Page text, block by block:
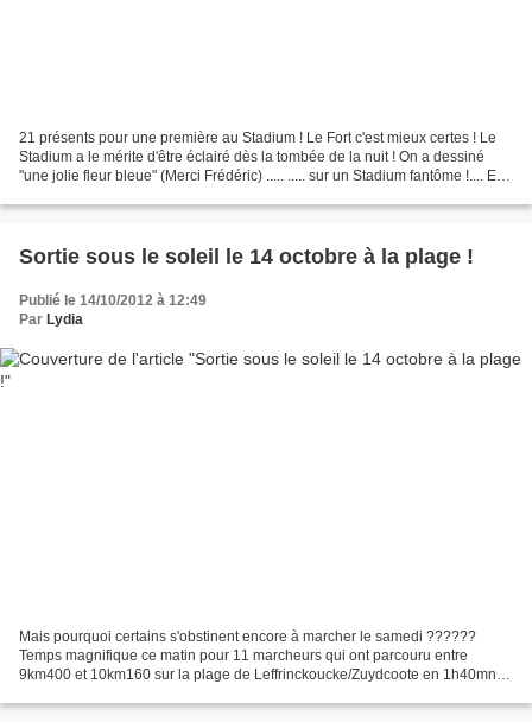
21 présents pour une première au Stadium ! Le Fort c'est mieux certes ! Le
Stadium a le mérite d'être éclairé dès la tombée de la nuit ! On a dessiné
"une jolie fleur bleue" (Merci Frédéric) ..... ..... sur un Stadium fantôme !.... En
Sortie sous le soleil le 14 octobre à la plage !
Publié le 14/10/2012 à 12:49
Par Lydia
Mais pourquoi certains s'obstinent encore à marcher le samedi ??????
Temps magnifique ce matin pour 11 marcheurs qui ont parcouru entre
9km400 et 10km160 sur la plage de Leffrinckoucke/Zuydcoote en 1h40mn !